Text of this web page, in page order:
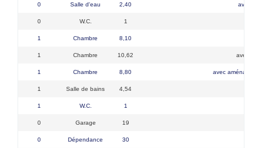
0 Salle d'eau 2,40 avec
0 W.C. 1
1 Chambre 8,10
1 Chambre 10,62 avec
1 Chambre 8,80 avec
1 Salle de bains 4,54
1 W.C. 1
0 Garage 19
0 Dépendance 30